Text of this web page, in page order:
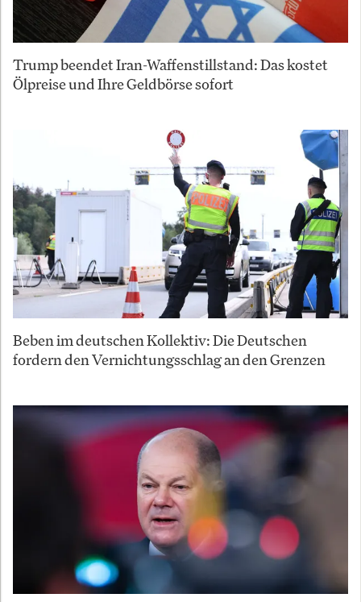
Trump beendet Iran-Waffenstillstand: Das kostet
Ölpreise und Ihre Geldbörse sofort
Beben im deutschen Kollektiv: Die Deutschen
fordern den Vernichtungsschlag an den Grenzen